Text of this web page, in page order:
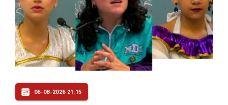
06-08-2026 21:15